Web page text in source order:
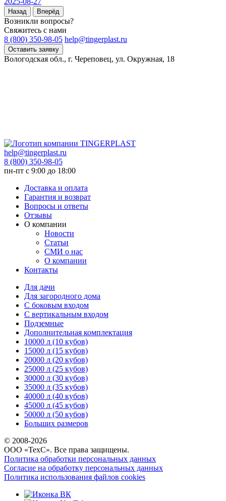
Назад Вперёд
Возникли вопросы?
Свяжитесь с нами
8 (800) 350-98-05 help@tingerplast.ru
Оставить заявку
Вологодская обл., г. Череповец, ул. Окружная, 18
help@tingerplast.ru
8 (800) 350-98-05
пн-пт c 9:00 до 18:00
Доставка и оплата
Гарантия и возврат
Вопросы и ответы
Отзывы
О компании
Новости
Статьи
СМИ о нас
О компании
Контакты
Для дачи
Для загородного дома
С боковым входом
С вертикальным входом
Подземные
Дополнительная комплектация
10000 л (10 кубов)
15000 л (15 кубов)
20000 л (20 кубов)
25000 л (25 кубов)
30000 л (30 кубов)
35000 л (35 кубов)
40000 л (40 кубов)
45000 л (45 кубов)
50000 л (50 кубов)
Больших размеров
© 2008-2026
ООО «ТехС». Все права защищены.
Политика обработки персональных данных
Согласие на обработку персональных данных
Политика использования файлов cookies